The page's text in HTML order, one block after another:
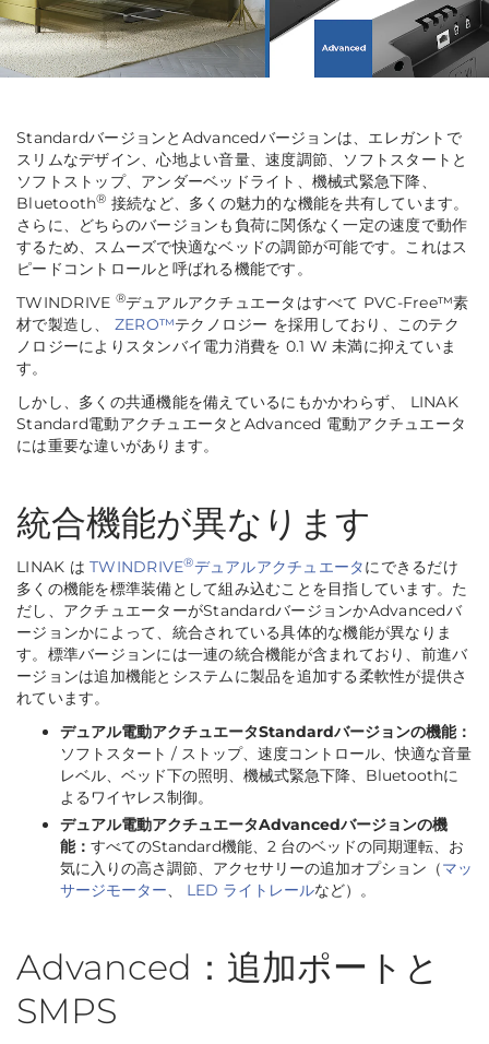
StandardバージョンとAdvancedバージョンは、エレガントで
スリムなデザイン、心地よい音量、速度調節、ソフトスタートと
ソフトストップ、アンダーベッドライト、機械式緊急下降、
Bluetooth® 接続など、多くの魅力的な機能を共有しています。
さらに、どちらのバージョンも負荷に関係なく一定の速度で動作
するため、スムーズで快適なベッドの調節が可能です。これはス
ピードコントロールと呼ばれる機能です。
TWINDRIVE ®デュアルアクチュエータはすべて PVC-Free™素
材で製造し、 ZERO™テクノロジー を採用しており、このテク
ノロジーによりスタンバイ電力消費を 0.1 W 未満に抑えていま
す。
しかし、多くの共通機能を備えているにもかかわらず、 LINAK
Standard電動アクチュエータとAdvanced 電動アクチュエータ
には重要な違いがあります。
統合機能が異なります
LINAK は TWINDRIVE®デュアルアクチュエータにできるだけ
多くの機能を標準装備として組み込むことを目指しています。た
だし、アクチュエーターがStandardバージョンかAdvancedバ
ージョンかによって、統合されている具体的な機能が異なりま
す。標準バージョンには一連の統合機能が含まれており、前進バ
ージョンは追加機能とシステムに製品を追加する柔軟性が提供さ
れています。
デュアル電動アクチュエータStandardバージョンの機能：
ソフトスタート / ストップ、速度コントロール、快適な音量
レベル、ベッド下の照明、機械式緊急下降、Bluetoothに
よるワイヤレス制御。
デュアル電動アクチュエータAdvancedバージョンの機
能： すべてのStandard機能、2 台のベッドの同期運転、お
気に入りの高さ調節、アクセサリーの追加オプション（マッ
サージモーター、 LED ライトレールなど）。
Advanced：追加ポートと
SMPS